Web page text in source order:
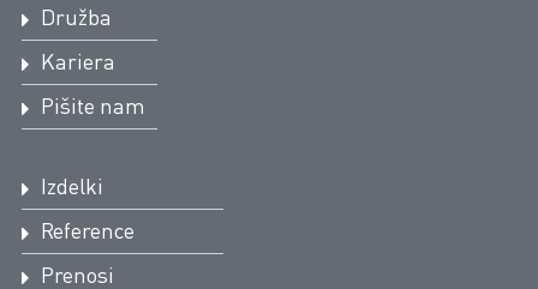
Družba
Kariera
Pišite nam
Izdelki
Reference
Prenosi